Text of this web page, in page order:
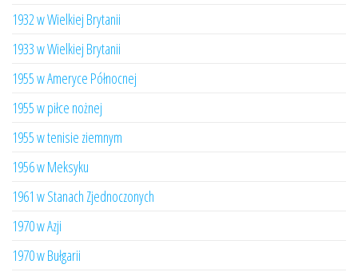
1932 w Wielkiej Brytanii
1933 w Wielkiej Brytanii
1955 w Ameryce Północnej
1955 w piłce nożnej
1955 w tenisie ziemnym
1956 w Meksyku
1961 w Stanach Zjednoczonych
1970 w Azji
1970 w Bułgarii